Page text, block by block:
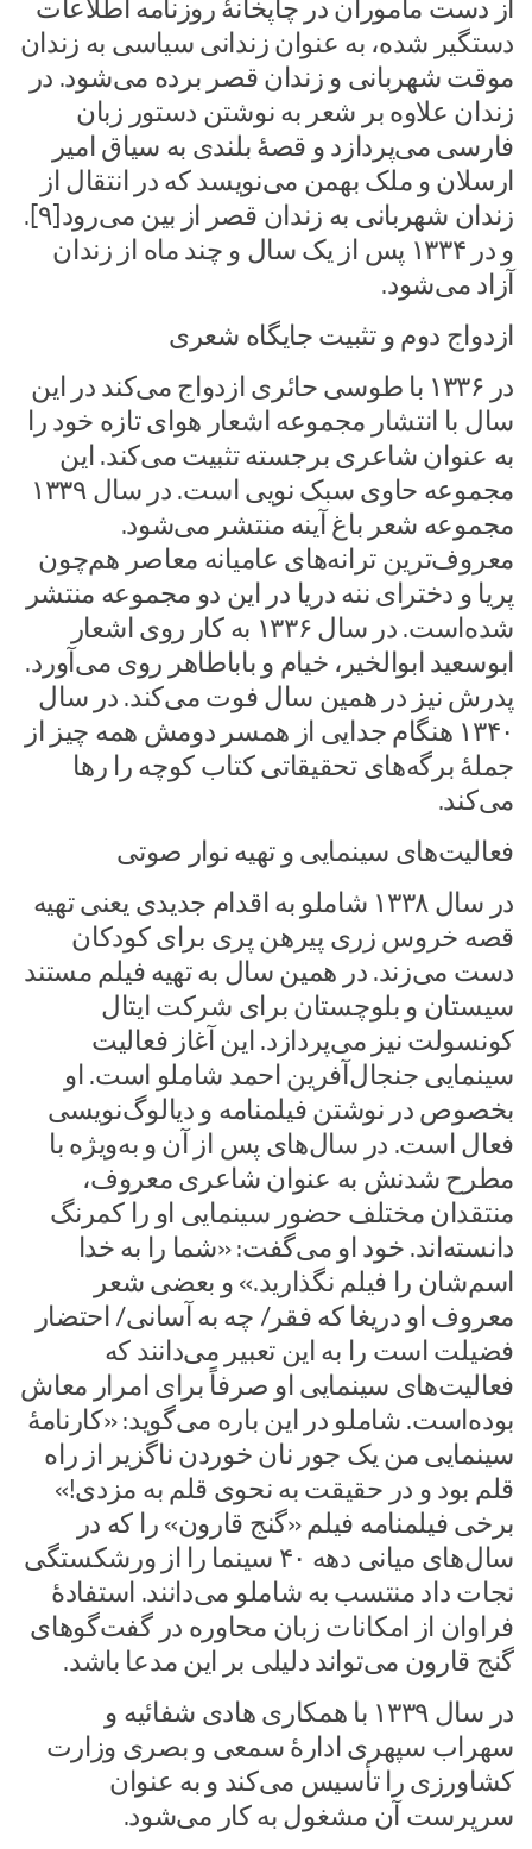
از دست ماموران در چاپخانهٔ روزنامه اطلاعات
دستگیر شده، به عنوان زندانی سیاسی به زندان
موقت شهربانی و زندان قصر برده می‌شود. در
زندان علاوه بر شعر به نوشتن دستور زبان
فارسی می‌پردازد و قصهٔ بلندی به سیاق امیر
ارسلان و ملک بهمن می‌نویسد که در انتقال از
زندان شهربانی به زندان قصر از بین می‌رود[۹].
و در ۱۳۳۴ پس از یک سال و چند ماه از زندان
آزاد می‌شود.
ازدواج دوم و تثبیت جایگاه شعری
در ۱۳۳۶ با طوسی حائری ازدواج می‌کند در این
سال با انتشار مجموعه اشعار هوای تازه خود را
به عنوان شاعری برجسته تثبیت می‌کند. این
مجموعه حاوی سبک نویی است. در سال ۱۳۳۹
مجموعه شعر باغ آینه منتشر می‌شود.
معروف‌ترین ترانه‌های عامیانه معاصر هم‌چون
پریا و دخترای ننه دریا در این دو مجموعه منتشر
شده‌است. در سال ۱۳۳۶ به کار روی اشعار
ابوسعید ابوالخیر، خیام و باباطاهر روی می‌آورد.
پدرش نیز در همین سال فوت می‌کند. در سال
۱۳۴۰ هنگام جدایی از همسر دومش همه چیز از
جملهٔ برگه‌های تحقیقاتی کتاب کوچه را رها
می‌کند.
فعالیت‌های سینمایی و تهیه نوار صوتی
در سال ۱۳۳۸ شاملو به اقدام جدیدی یعنی تهیه
قصه خروس زری پیرهن پری برای کودکان
دست می‌زند. در همین سال به تهیه فیلم مستند
سیستان و بلوچستان برای شرکت ایتال
کونسولت نیز می‌پردازد. این آغاز فعالیت
سینمایی جنجال‌آفرین احمد شاملو است. او
بخصوص در نوشتن فیلمنامه و دیالوگ‌نویسی
فعال است. در سال‌های پس از آن و به‌ویژه با
مطرح شدنش به عنوان شاعری معروف،
منتقدان مختلف حضور سینمایی او را کمرنگ
دانسته‌اند. خود او می‌گفت: «شما را به خدا
اسم‌شان را فیلم نگذارید.» و بعضی شعر
معروف او دریغا که فقر/ چه به آسانی/ احتضار
فضیلت است را به این تعبیر می‌دانند که
فعالیت‌های سینمایی او صرفاً برای امرار معاش
بوده‌است. شاملو در این باره می‌گوید: «کارنامهٔ
سینمایی من یک جور نان خوردن ناگزیر از راه
قلم بود و در حقیقت به نحوی قلم به مزدی!»
برخی فیلمنامه فیلم «گنج قارون» را که در
سال‌های میانی دهه ۴۰ سینما را از ورشکستگی
نجات داد منتسب به شاملو می‌دانند. استفادهٔ
فراوان از امکانات زبان محاوره در گفت‌گوهای
گنج قارون می‌تواند دلیلی بر این مدعا باشد.
در سال ۱۳۳۹ با همکاری هادی شفائیه و
سهراب سپهری ادارهٔ سمعی و بصری وزارت
کشاورزی را تأسیس می‌کند و به عنوان
سرپرست آن مشغول به کار می‌شود.